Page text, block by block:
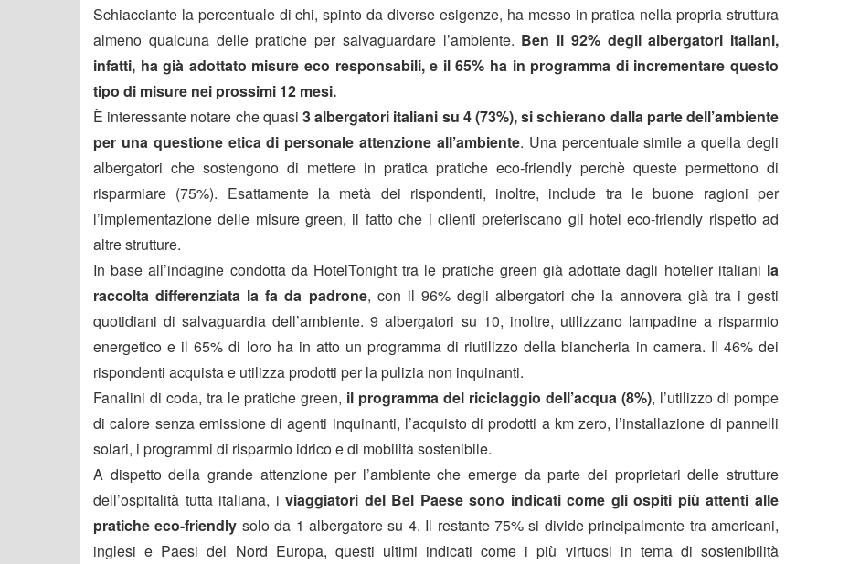
Schiacciante la percentuale di chi, spinto da diverse esigenze, ha messo in pratica nella propria struttura
almeno qualcuna delle pratiche per salvaguardare l’ambiente. Ben il 92% degli albergatori italiani,
infatti, ha già adottato misure eco responsabili, e il 65% ha in programma di incrementare questo
tipo di misure nei prossimi 12 mesi.
È interessante notare che quasi 3 albergatori italiani su 4 (73%), si schierano dalla parte dell’ambiente
per una questione etica di personale attenzione all’ambiente. Una percentuale simile a quella degli
albergatori che sostengono di mettere in pratica pratiche eco-friendly perchè queste permettono di
risparmiare (75%). Esattamente la metà dei rispondenti, inoltre, include tra le buone ragioni per
l’implementazione delle misure green, il fatto che i clienti preferiscano gli hotel eco-friendly rispetto ad
altre strutture.
In base all’indagine condotta da HotelTonight tra le pratiche green già adottate dagli hotelier italiani la
raccolta differenziata la fa da padrone, con il 96% degli albergatori che la annovera già tra i gesti
quotidiani di salvaguardia dell’ambiente. 9 albergatori su 10, inoltre, utilizzano lampadine a risparmio
energetico e il 65% di loro ha in atto un programma di riutilizzo della biancheria in camera. Il 46% dei
rispondenti acquista e utilizza prodotti per la pulizia non inquinanti.
Fanalini di coda, tra le pratiche green, il programma del riciclaggio dell’acqua (8%), l’utilizzo di pompe
di calore senza emissione di agenti inquinanti, l’acquisto di prodotti a km zero, l’installazione di pannelli
solari, i programmi di risparmio idrico e di mobilità sostenibile.
A dispetto della grande attenzione per l’ambiente che emerge da parte dei proprietari delle strutture
dell’ospitalità tutta italiana, i viaggiatori del Bel Paese sono indicati come gli ospiti più attenti alle
pratiche eco-friendly solo da 1 albergatore su 4. Il restante 75% si divide principalmente tra americani,
inglesi e Paesi del Nord Europa, questi ultimi indicati come i più virtuosi in tema di sostenibilità